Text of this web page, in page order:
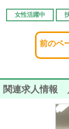
女性活躍中
前のペ
関連求人情報